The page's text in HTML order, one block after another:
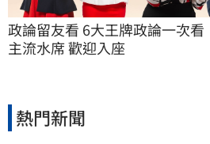
政論留友看 6大王牌政論一次
主流水席 歡迎入座
熱門新聞